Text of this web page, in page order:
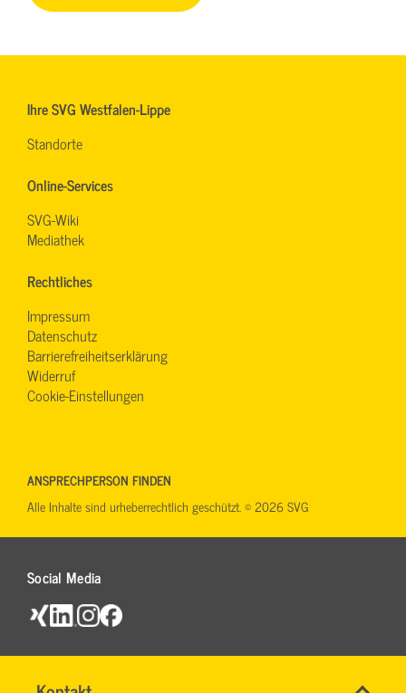
Name*
Ihre SVG Westfalen-Lippe
Standorte
Online-Services
SVG-Wiki
Mediathek
Rechtliches
Impressum
Datenschutz
Barrierefreiheitserklärung
Widerruf
Cookie-Einstellungen
Social Media
ANSPRECHPERSON FINDEN
Alle Inhalte sind urheberrechtlich geschützt. © 2026 SVG